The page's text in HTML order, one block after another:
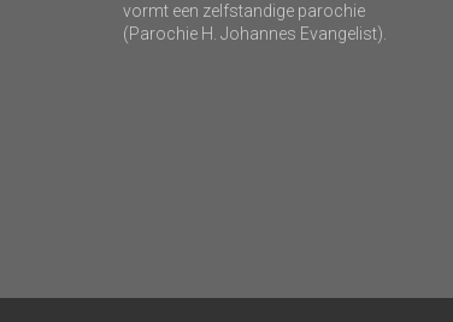
vormt een zelfstandige parochie
(Parochie H. Johannes Evangelist).